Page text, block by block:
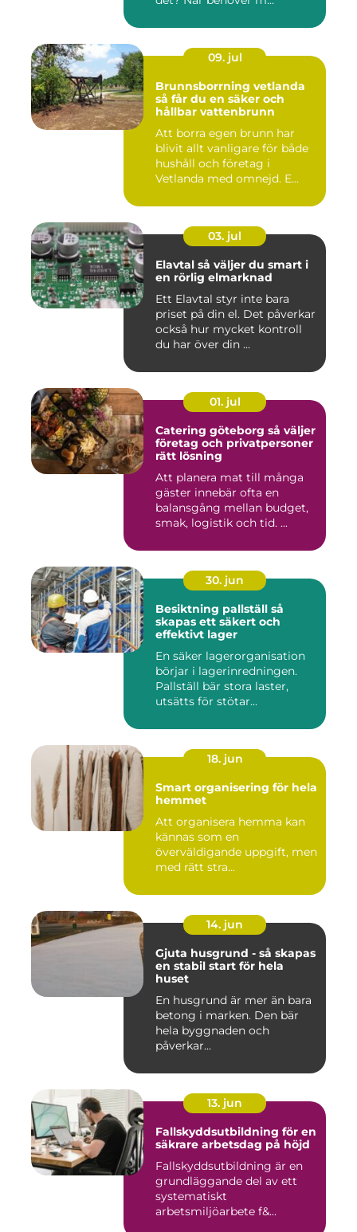
09. jul
Brunnsborrning vetlanda
så får du en säker och
hållbar vattenbrunn
Att borra egen brunn har
blivit allt vanligare för både
hushåll och företag i
Vetlanda med omnejd. E...
03. jul
Elavtal så väljer du smart i
en rörlig elmarknad
Ett Elavtal styr inte bara
priset på din el. Det påverkar
också hur mycket kontroll
du har över din ...
01. jul
Catering göteborg så väljer
företag och privatpersoner
rätt lösning
Att planera mat till många
gäster innebär ofta en
balansgång mellan budget,
smak, logistik och tid. ...
30. jun
Besiktning pallställ så
skapas ett säkert och
effektivt lager
En säker lagerorganisation
börjar i lagerinredningen.
Pallställ bär stora laster,
utsätts för stötar...
18. jun
Smart organisering för hela
hemmet
Att organisera hemma kan
kännas som en
överväldigande uppgift, men
med rätt stra...
14. jun
Gjuta husgrund - så skapas
en stabil start för hela
huset
En husgrund är mer än bara
betong i marken. Den bär
hela byggnaden och
påverkar...
13. jun
Fallskyddsutbildning för en
säkrare arbetsdag på höjd
Fallskyddsutbildning är en
grundläggande del av ett
systematiskt
arbetsmiljöarbete f&...